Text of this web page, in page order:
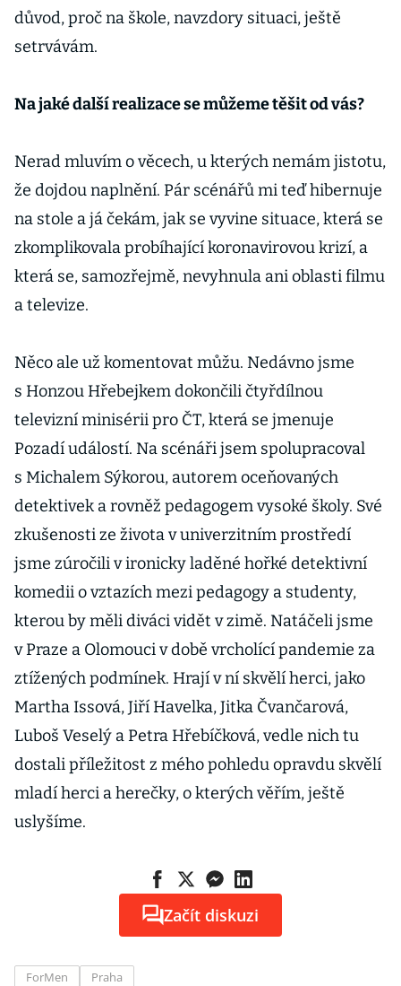
důvod, proč na škole, navzdory situaci, ještě
setrvávám.
Na jaké další realizace se můžeme těšit od vás?
Nerad mluvím o věcech, u kterých nemám jistotu,
že dojdou naplnění. Pár scénářů mi teď hibernuje
na stole a já čekám, jak se vyvine situace, která se
zkomplikovala probíhající koronavirovou krizí, a
která se, samozřejmě, nevyhnula ani oblasti filmu
a televize.
Něco ale už komentovat můžu. Nedávno jsme
s Honzou Hřebejkem dokončili čtyřdílnou
televizní minisérii pro ČT, která se jmenuje
Pozadí událostí. Na scénáři jsem spolupracoval
s Michalem Sýkorou, autorem oceňovaných
detektivek a rovněž pedagogem vysoké školy. Své
zkušenosti ze života v univerzitním prostředí
jsme zúročili v ironicky laděné hořké detektivní
komedii o vztazích mezi pedagogy a studenty,
kterou by měli diváci vidět v zimě. Natáčeli jsme
v Praze a Olomouci v době vrcholící pandemie za
ztížených podmínek. Hrají v ní skvělí herci, jako
Martha Issová, Jiří Havelka, Jitka Čvančarová,
Luboš Veselý a Petra Hřebíčková, vedle nich tu
dostali příležitost z mého pohledu opravdu skvělí
mladí herci a herečky, o kterých věřím, ještě
uslyšíme.
Začít diskuzi
ForMen
Praha